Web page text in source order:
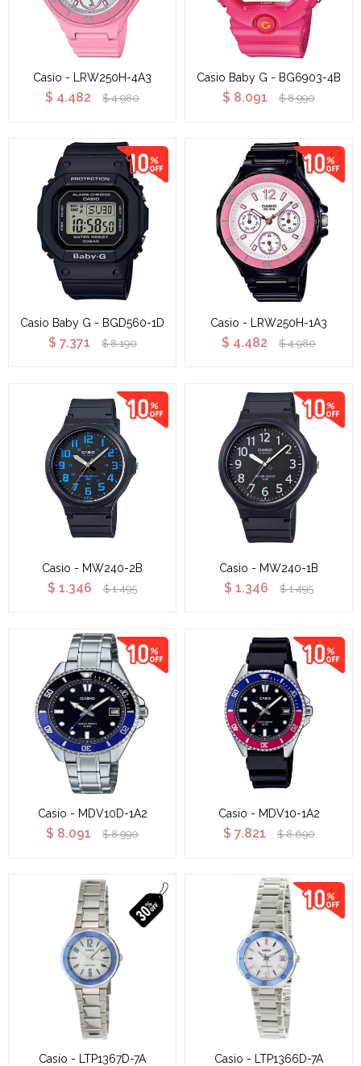
Casio - LRW250H-4A3
$ 4.482 $ 4.980
Casio Baby G - BG6903-4B
$ 8.091 $ 8.990
Casio Baby G - BGD560-1D
$ 7.371 $ 8.190
Casio - LRW250H-1A3
$ 4.482 $ 4.980
Casio - MW240-2B
$ 1.346 $ 1.495
Casio - MW240-1B
$ 1.346 $ 1.495
Casio - MDV10D-1A2
$ 8.091 $ 8.990
Casio - MDV10-1A2
$ 7.821 $ 8.690
Casio - LTP1367D-7A Casio - LTP1366D-7A